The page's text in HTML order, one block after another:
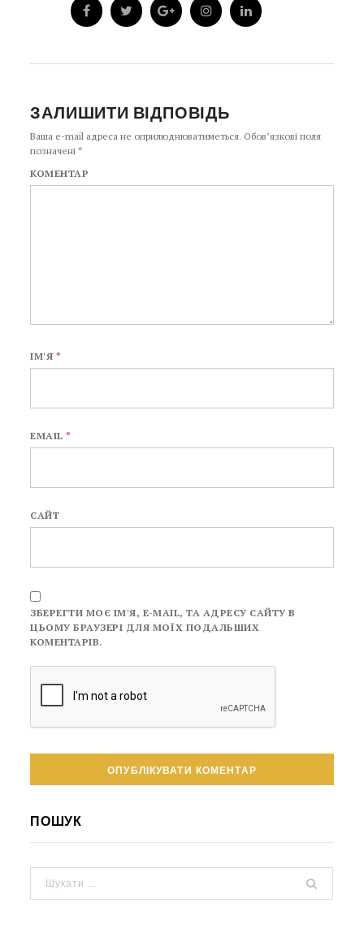
ЗАЛИШИТИ ВІДПОВІДЬ
Ваша e-mail адреса не оприлюднюватиметься. Обов’язкові поля
позначені*
КОМЕНТАР
ІМ'Я *
EMAIL*
САЙТ
ЗБЕРЕГТИ МОЄ ІМ'Я, E-MAIL, ТА АДРЕСУ САЙТУ В
ЦЬОМУ БРАУЗЕРІ ДЛЯ МОЇХ ПОДАЛЬШИХ
КОМЕНТАРІВ.
ПОШУК